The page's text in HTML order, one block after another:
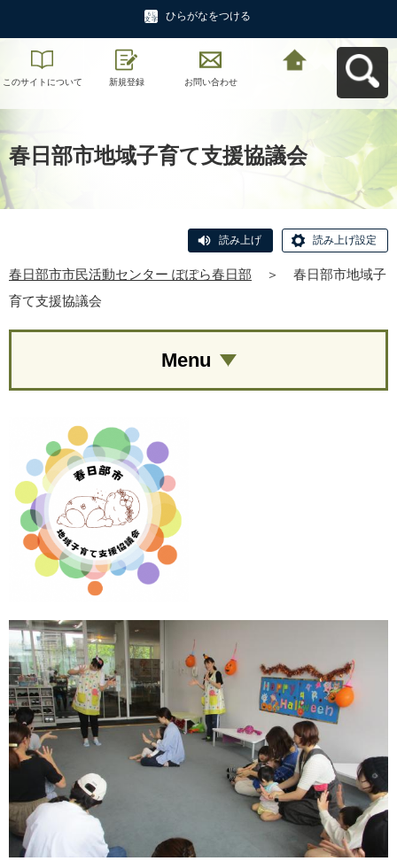
ひらがなをつける
このサイトについて 新規登録 お問い合わせ
春日部市地域子育て支援協議会
読み上げ 読み上げ設定
春日部市市民活動センター ぽぽら春日部 ＞
春日部市地域子
育て支援協議会
Menu